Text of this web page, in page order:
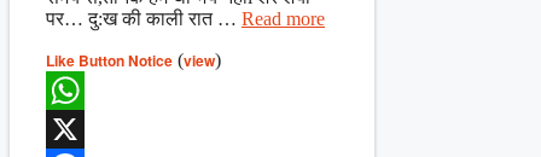
पर… दु:ख की काली रात … Read more
Like Button Notice (view)
WhatsApp